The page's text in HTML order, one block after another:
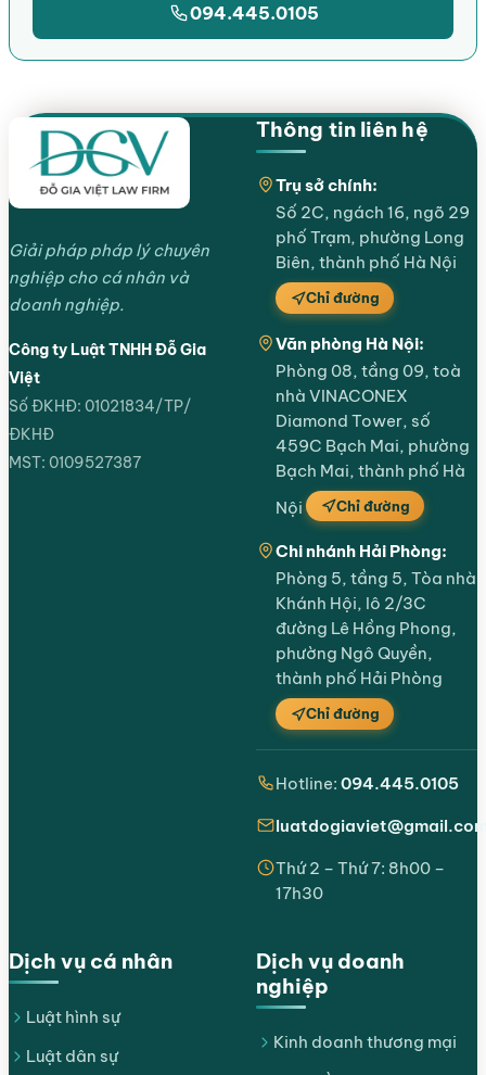
094.445.0105
Giải pháp pháp lý chuyên
nghiệp cho cá nhân và
doanh nghiệp.
Công ty Luật TNHH Đỗ Gia
Việt
Số ĐKHĐ: 01021834/TP/
ĐKHĐ
MST: 0109527387
Dịch vụ cá nhân
Luật hình sự
Luật dân sự
Dịch vụ doanh
nghiệp
Kinh doanh thương mại
Thông tin liên hệ
Trụ sở chính:
Số 2C, ngách 16, ngõ 29
phố Trạm, phường Long
Biên, thành phố Hà Nội
Chỉ đường
Văn phòng Hà Nội:
Phòng 08, tầng 09, toà
nhà VINACONEX
Diamond Tower, số
459C Bạch Mai, phường
Bạch Mai, thành phố Hà
Nội
Chỉ đường
Chi nhánh Hải Phòng:
Phòng 5, tầng 5, Tòa nhà
Khánh Hội, lô 2/3C
đường Lê Hồng Phong,
phường Ngô Quyền,
thành phố Hải Phòng
Chỉ đường
Hotline: 094.445.0105
Thứ 2 – Thứ 7: 8h00 –
17h30